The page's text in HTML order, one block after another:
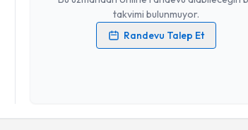
takvimi bulunmuyor.
Randevu Talep Et
Kişisel verilerimin işlenmesine ilişkinAydınlatma
Takvim Talebini Gönder
Randevu Takvimi Talebi